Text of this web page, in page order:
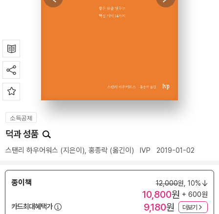
소득공제
덕과 성품
스탠리 하우어워스 (지은이), 홍종락 (옮긴이) IVP 2019-01-02
종이책 12,000원, 10%
10,800원 + 600원
카드최대혜택가
9,180원 더보기